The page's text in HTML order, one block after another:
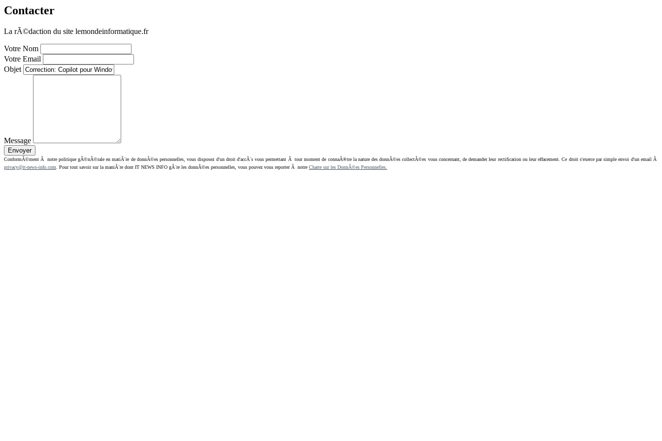
Contacter
La rÃ©daction du site lemondeinformatique.fr
Votre Nom
Votre Email
Objet
Message
ConformÃ©ment Ã notre politique gÃ©nÃ©rale en matiÃ¨re de donnÃ©es personnelles, vous disposez d'un droit d'accÃ¨s vous permettant Ã tout moment de connaÃ®tre la nature des donnÃ©es collectÃ©es vous concernant, de demander leur rectification ou leur effacement. Ce droit s'exerce par simple envoi d'un email Ã
privacy@it-news-info.com . Pour tout savoir sur la maniÃ¨re dont IT NEWS INFO gÃ¨re les donnÃ©es personnelles, vous pouvez vous reporter Ã notre Charte sur les DonnÃ©es Personnelles.